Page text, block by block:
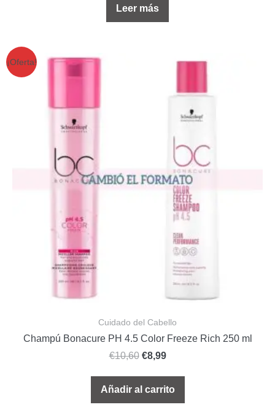
Leer más
¡Oferta!
Cuidado del Cabello
Champú Bonacure PH 4.5 Color Freeze Rich 250 ml
€10,60 €8,99
Añadir al carrito